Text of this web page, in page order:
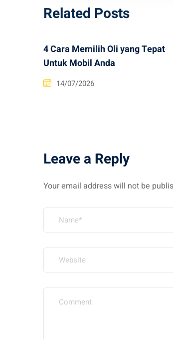
Related Posts
4 Cara Memilih Oli yang Tepat
Untuk Mobil Anda
14/07/2026
Leave a Reply
Your email address will not be